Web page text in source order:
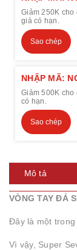
Giảm 250K
giá có hạn.
Sao chép
NHẬP MÃ:
Giảm 500K
có hạn.
Sao chép
Mô tả
VÒNG TAY ĐÁ
Đây là một
Vì vậy, Super